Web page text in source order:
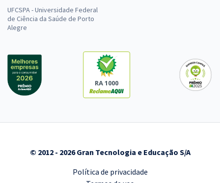
UFCSPA - Universidade Federal
de Ciência da Saúde de Porto
Alegre
RA 1000
© 2012 - 2026 Gran Tecnologia e Educação S/A
Política de privacidade